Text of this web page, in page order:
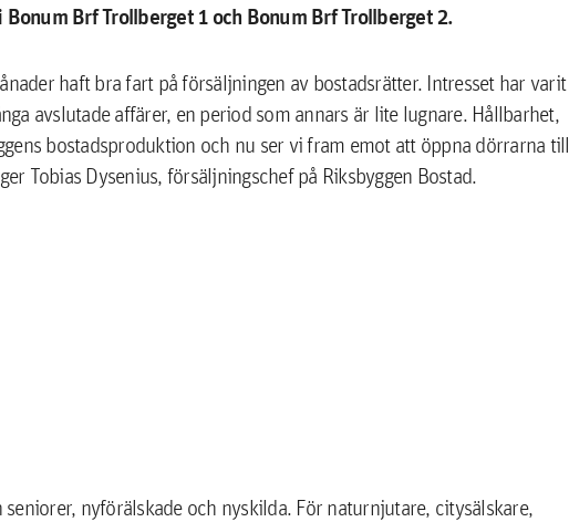
Bonum Brf Trollberget 1 och Bonum Brf Trollberget 2.
haft bra fart på försäljningen av bostadsrätter. Intresset har varit
avslutade affärer, en period som annars är lite lugnare. Hållbarhet,
bostadsproduktion och nu ser vi fram emot att öppna dörrarna till
Tobias Dysenius, försäljningschef på Riksbyggen Bostad.
nyförälskade och nyskilda. För naturnjutare, citysälskare,